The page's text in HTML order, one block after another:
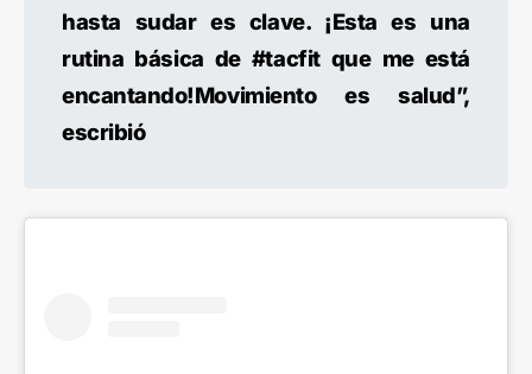
hasta sudar es clave. ¡Esta es una
rutina básica de #tacfit que me está
encantando!Movimiento es salud”,
escribió